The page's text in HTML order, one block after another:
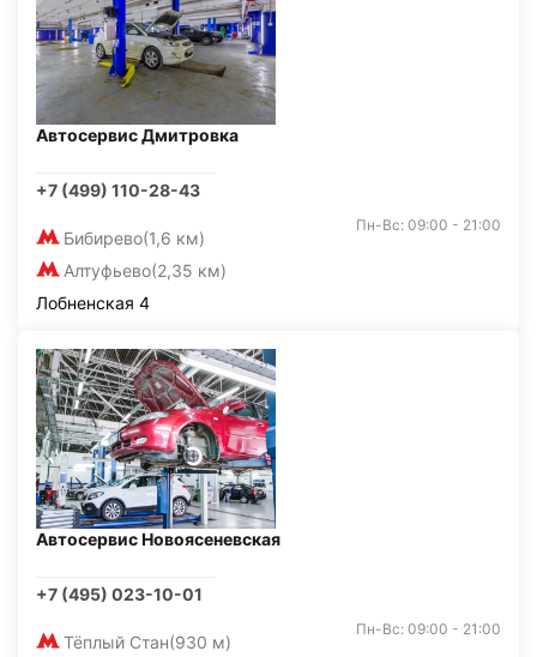
Автосервис Дмитровка
+7 (499) 110-28-43
Бибирево(1,6 км)
Алтуфьево(2,35 км)
Пн-Вс: 09:00 - 21:00
Лобненская 4
Автосервис Новоясеневская
+7 (495) 023-10-01
Тёплый Стан(930 м)
Пн-Вс: 09:00 - 21:00